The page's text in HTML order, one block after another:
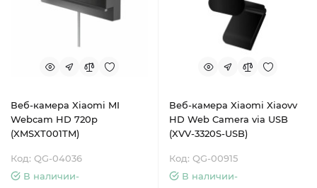
Веб-камера Xiaomi MI
Webcam HD 720p
(XMSXT001TM)
Код: QG-04036
В наличии-
Веб-камера Xiaomi Xiaovv
HD Web Camera via USB
(XVV-3320S-USB)
Код: QG-00915
В наличии-